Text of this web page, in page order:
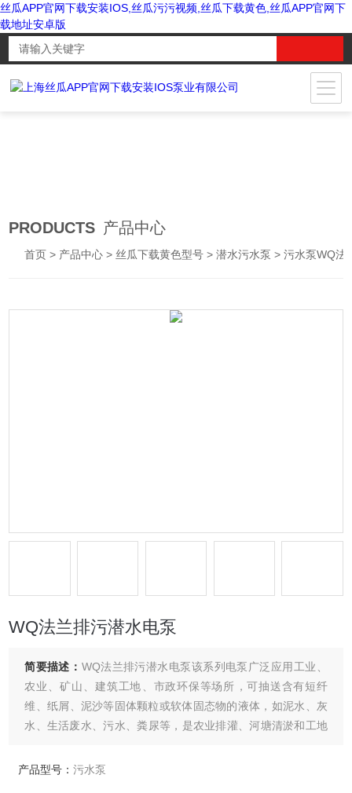
丝瓜APP官网下载安装IOS,丝瓜污污视频,丝瓜下载黄色,丝瓜APP官网下
载地址安卓版
PRODUCTS 产品中心
首页 > 产品中心 > 丝瓜下载黄色型号 >潜水污水泵 > 污水泵WQ法兰排污潜水电泵
WQ法兰排污潜水电泵
简要描述： WQ法兰排污潜水电泵该系列电泵广泛应用工业、
农业、矿山、建筑工地、市政环保等场所，可抽送含有短纤
维、纸屑、泥沙等固体颗粒或软体固态物的液体，如泥水、灰
水、生活废水、污水、粪尿等，是农业排灌、河塘清淤和工地
产品型号：污水泵